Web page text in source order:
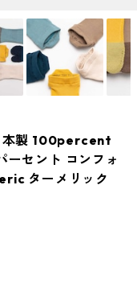
本製 100percent
セント コンフォ
ターメリック